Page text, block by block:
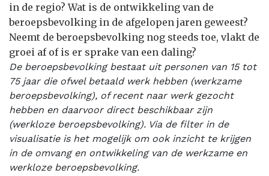
in de regio? Wat is de ontwikkeling van de
beroepsbevolking in de afgelopen jaren geweest?
Neemt de beroepsbevolking nog steeds toe, vlakt de
groei af of is er sprake van een daling?
De beroepsbevolking bestaat uit personen van 15 tot
75 jaar die ofwel betaald werk hebben (werkzame
beroepsbevolking), of recent naar werk gezocht
hebben en daarvoor direct beschikbaar zijn
(werkloze beroepsbevolking). Via de filter in de
visualisatie is het mogelijk om ook inzicht te krijgen
in de omvang en ontwikkeling van de werkzame en
werkloze beroepsbevolking.